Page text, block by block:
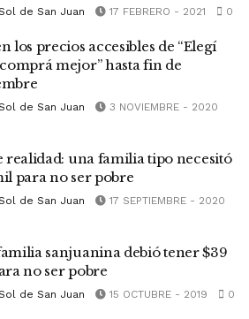
de San Juan 17 FEBRERO - 2021 0
los precios accesibles de “Elegí
mejor” hasta fin de
de San Juan
3 NOVIEMBRE - 2020
realidad: una familia tipo necesitó
para no ser pobre
de San Juan
17 SEPTIEMBRE - 2020
sanjuanina debió tener $39
no ser pobre
de San Juan 15 OCTUBRE - 2019 0